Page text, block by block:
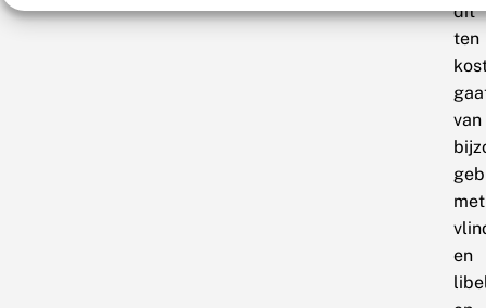
dit
ten
van
met
en